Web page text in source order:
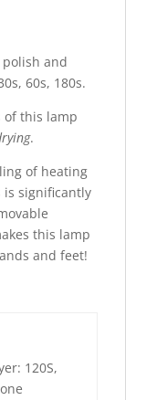
polish and
60s, 180s.
of this lamp
.
of heating
significantly
this lamp
and feet!
120S,